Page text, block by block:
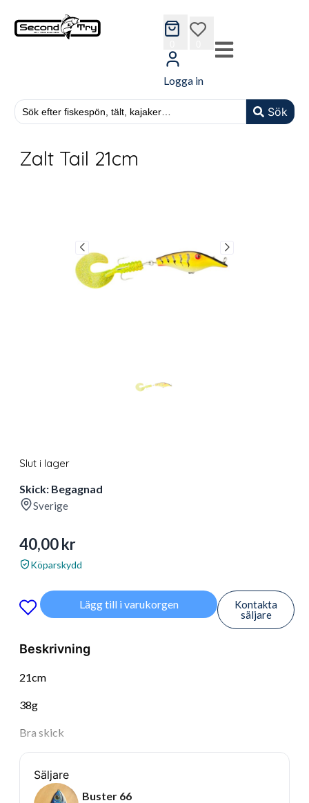
Sök
wishlist
Logga in
Zalt Tail 21cm
Slut i lager
Skick: Begagnad
Sverige
40,00kr
Köparskydd
Lägg till i varukorgen
Kontakta
säljare
Beskrivning
21cm
38g
Bra skick
Säljare
Buster 66